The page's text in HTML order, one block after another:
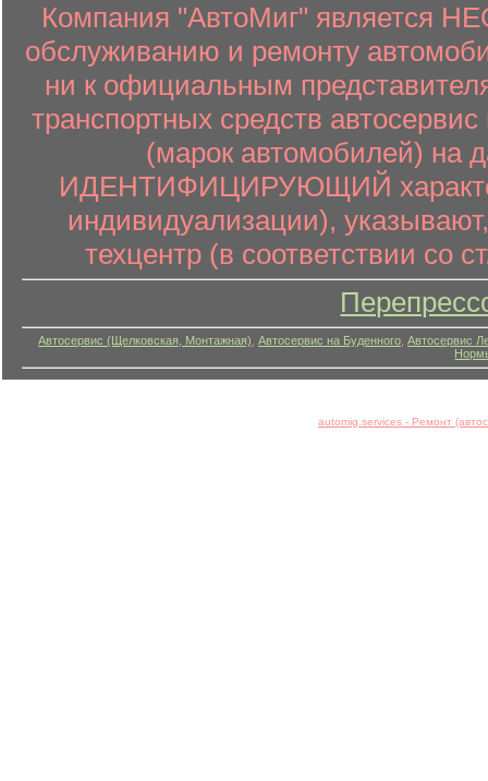
Компания "АвтоМиг" является
обслуживанию и ремонту
ни к официальным
транспортных средств
(марок автомобилей) на
ИДЕНТИФИЦИРУЮЩИЙ характер
индивидуализации),
техцентр (в соответствии со
Автосервис (Щелковская, Монтажная) Автосервис на Буденного Автосервис
automig.services - Ремонт